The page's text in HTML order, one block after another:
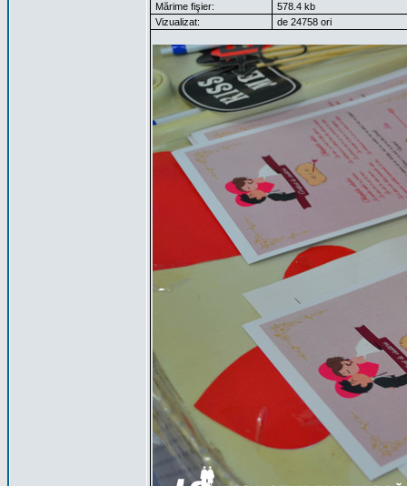
Mărime fişier:
578.4 kb
Vizualizat:
de 24758 ori